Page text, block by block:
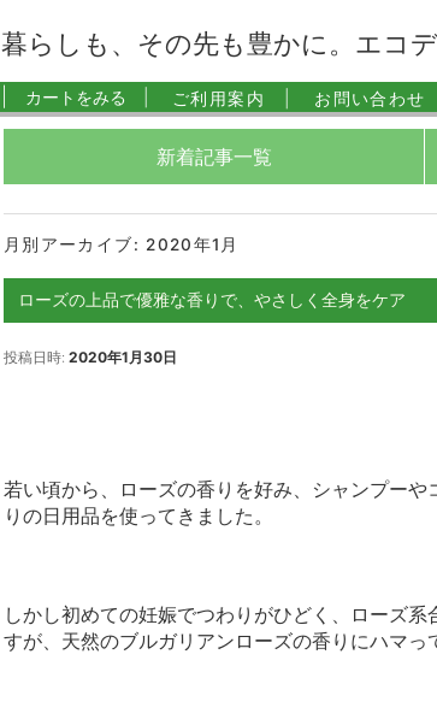
暮らしも、その先も豊かに。エコ
カートをみる | ご利用案内 | お問い合わせ
新着記事一覧
月別アーカイブ: 2020年1月
ローズの上品で優雅な香りで、やさしく全身をケア
投稿日時: 2020年1月30日
若い頃から、ローズの香りを好み、シャンプー
りの日用品を使ってきました。
しかし初めての妊娠でつわりがひどく、ローズ
すが、天然のブルガリアンローズの香りにハマっ